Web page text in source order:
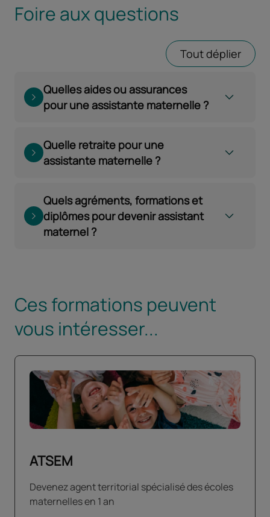
Foire aux questions
Tout déplier
Quelles aides ou assurances
pour une assistante maternelle ?
Quelle retraite pour une
assistante maternelle ?
Quels agréments, formations et
diplômes pour devenir assistant
maternel ?
Ces formations peuvent
vous intéresser...
ATSEM
Devenez agent territorial spécialisé des écoles
maternelles en 1 an